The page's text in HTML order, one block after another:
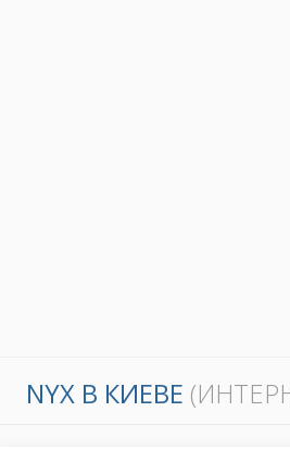
NYX В КИЕВЕ